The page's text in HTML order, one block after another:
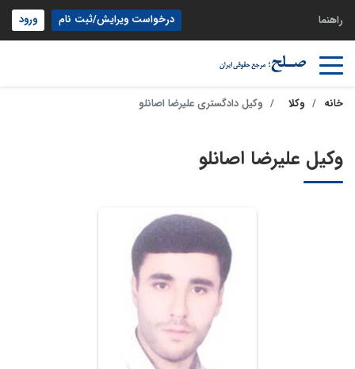
راهنما درخواست ویرایش/ثبت نام ورود
خانه وکلا وکیل دادگستری علیرضا اصانلو
وکیل علیرضا اصانلو